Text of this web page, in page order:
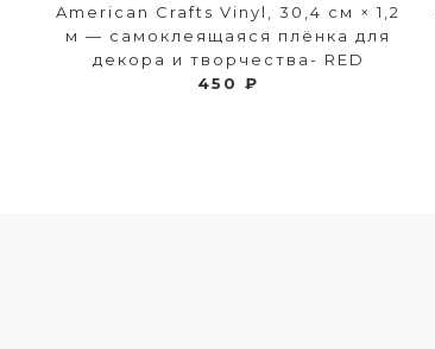
American Crafts Vinyl, 30,4 см × 1,2
м — самоклеящаяся плёнка для
декора и творчества- RED
450 ₽